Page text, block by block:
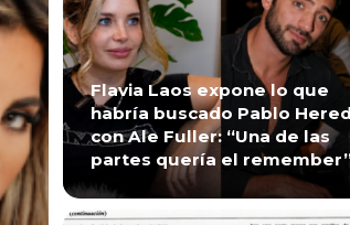
Flavia Laos expone lo que
habría buscado Pablo
con Ale Fuller: “Una de las
partes quería el